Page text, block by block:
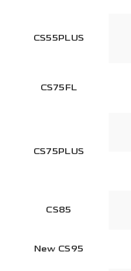
CS55PLUS
CS75FL
CS75PLUS
CS85
New CS95